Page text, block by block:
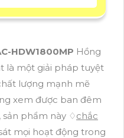
HDW1800MP Hồng
là một giải pháp tuyệt
lượng mạnh mẽ
xem được ban đêm
sản phẩm này ♢chắc
mọi hoạt động trong